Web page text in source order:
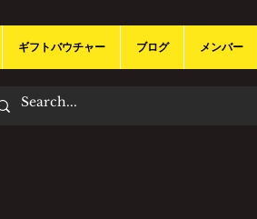
ギフトバウチャー ブログ メンバー